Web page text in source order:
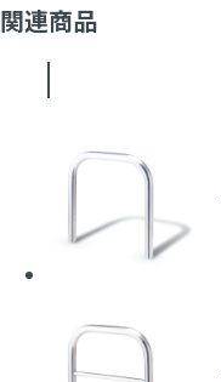
関連商品